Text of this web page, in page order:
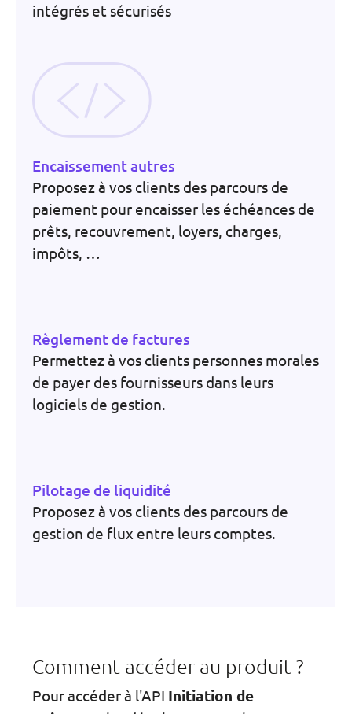
intégrés et sécurisés
Encaissement autres
Proposez à vos clients des parcours de
paiement pour encaisser les échéances de
prêts, recouvrement, loyers, charges,
impôts, …
Règlement de factures
Permettez à vos clients personnes morales
de payer des fournisseurs dans leurs
logiciels de gestion.
Pilotage de liquidité
Proposez à vos clients des parcours de
gestion de flux entre leurs comptes.
Comment accéder au produit ?
Pour accéder à l'API Initiation de